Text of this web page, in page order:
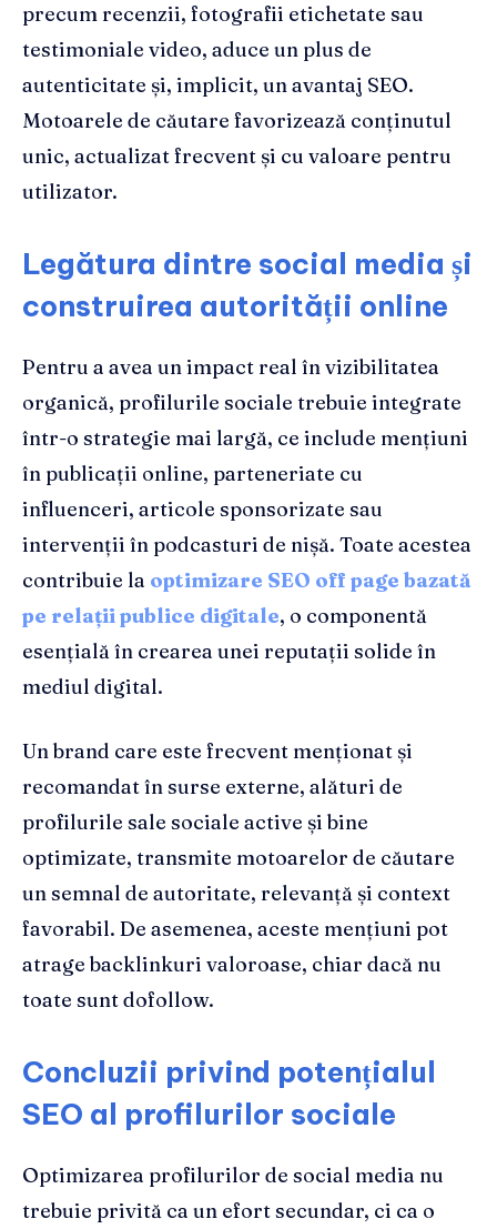
precum recenzii, fotografii etichetate sau
testimoniale video, aduce un plus de
autenticitate și, implicit, un avantaj SEO.
Motoarele de căutare favorizează conținutul
unic, actualizat frecvent și cu valoare pentru
utilizator.
Legătura dintre social media și
construirea autorității online
Pentru a avea un impact real în vizibilitatea
organică, profilurile sociale trebuie integrate
într-o strategie mai largă, ce include mențiuni
în publicații online, parteneriate cu
influenceri, articole sponsorizate sau
intervenții în podcasturi de nișă. Toate acestea
contribuie la optimizare SEO off page bazată
pe relații publice digitale, o componentă
esențială în crearea unei reputații solide în
mediul digital.
Un brand care este frecvent menționat și
recomandat în surse externe, alături de
profilurile sale sociale active și bine
optimizate, transmite motoarelor de căutare
un semnal de autoritate, relevanță și context
favorabil. De asemenea, aceste mențiuni pot
atrage backlinkuri valoroase, chiar dacă nu
toate sunt dofollow.
Concluzii privind potențialul
SEO al profilurilor sociale
Optimizarea profilurilor de social media nu
trebuie privită ca un efort secundar, ci ca o